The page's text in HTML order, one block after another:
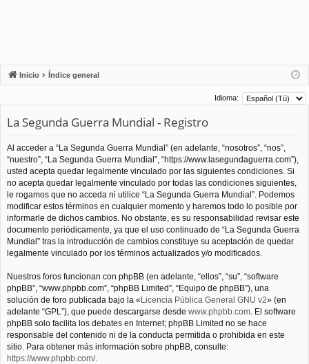
Inicio Índice general
Idioma:
La Segunda Guerra Mundial - Registro
Al acceder a “La Segunda Guerra Mundial” (en adelante, “nosotros”, “nos”,
“nuestro”, “La Segunda Guerra Mundial”, “https://www.lasegundaguerra.com”),
usted acepta quedar legalmente vinculado por las siguientes condiciones. Si
no acepta quedar legalmente vinculado por todas las condiciones siguientes,
le rogamos que no acceda ni utilice “La Segunda Guerra Mundial”. Podemos
modificar estos términos en cualquier momento y haremos todo lo posible por
informarle de dichos cambios. No obstante, es su responsabilidad revisar este
documento periódicamente, ya que el uso continuado de “La Segunda Guerra
Mundial” tras la introducción de cambios constituye su aceptación de quedar
legalmente vinculado por los términos actualizados y/o modificados.
Nuestros foros funcionan con phpBB (en adelante, “ellos”, “su”, “software
phpBB”, “www.phpbb.com”, “phpBB Limited”, “Equipo de phpBB”), una
solución de foro publicada bajo la «Licencia Pública General GNU v2» (en
adelante “GPL”), que puede descargarse desde www.phpbb.com. El software
phpBB solo facilita los debates en Internet; phpBB Limited no se hace
responsable del contenido ni de la conducta permitida o prohibida en este
sitio. Para obtener más información sobre phpBB, consulte:
https://www.phpbb.com/.